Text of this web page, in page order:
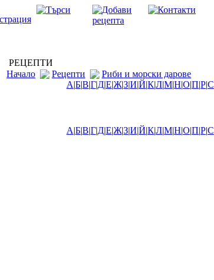
РЕЦЕПТИ
Начало
Рецепти Риби и морски дарове
А|Б|В|Г|Д|Е|Ж|З|И|Й|К|Л|М|Н|О|П|Р|С
А|Б|В|Г|Д|Е|Ж|З|И|Й|К|Л|М|Н|О|П|Р|С